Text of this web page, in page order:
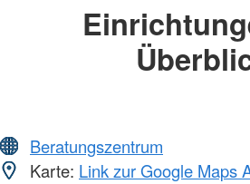
Beratungszentrum
Karte: Link zur Google Maps